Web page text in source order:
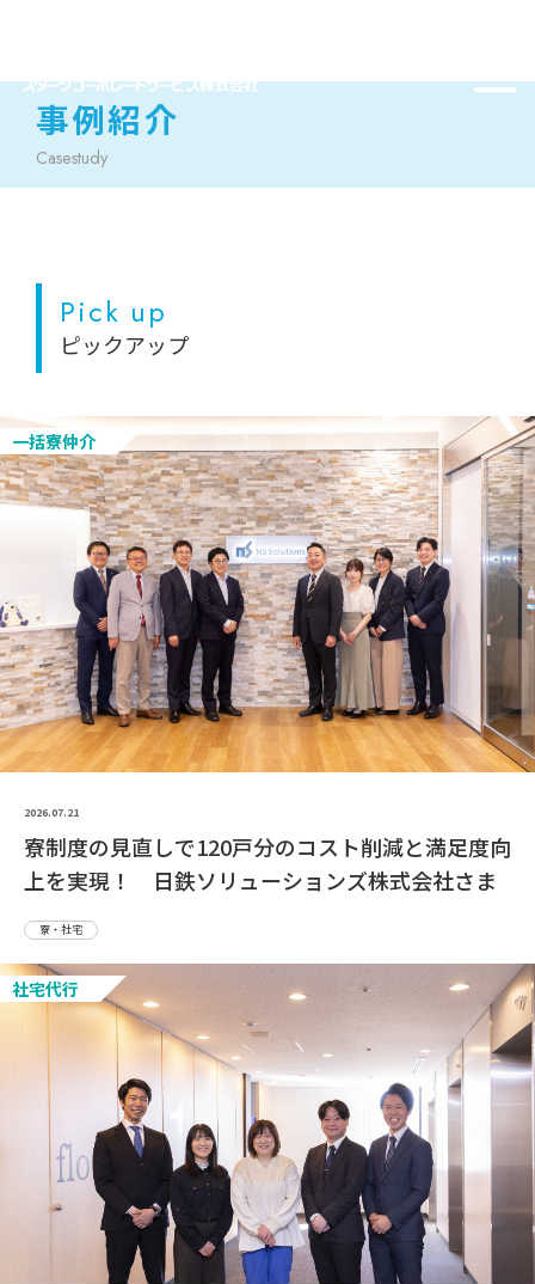
事例紹介
Casestudy
Pick up
ピックアップ
一括寮仲介
2026.07.21
寮制度の見直しで120戸分のコスト削減と満足度向
上を実現！ 日鉄ソリューションズ株式会社さま
寮・社宅
社宅代行